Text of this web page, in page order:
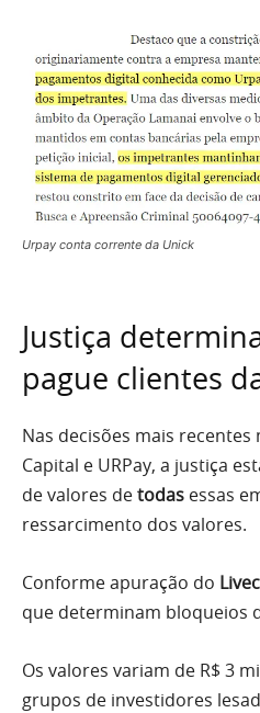
Urpay conta corrente da Unick
Justiça
pague clientes
Nas decisões mais
Capital e URPay, a justiça
de valores detodas essas
ressarcimento dos valores.
Conforme apuração do
que determinam bloqueios
Os valores variam de R$ 3
grupos de investidores